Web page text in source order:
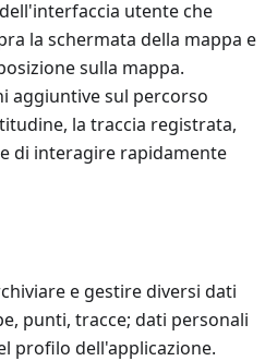
utente che
la schermata della mappa e
sulla mappa.
aggiuntive sul percorso
la traccia registrata,
di interagire rapidamente
e gestire diversi dati
punti, tracce; dati personali
profilo dell'applicazione.